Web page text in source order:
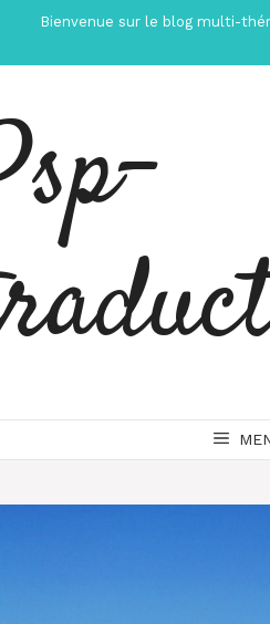
contenu
Bienvenue sur le blog multi-